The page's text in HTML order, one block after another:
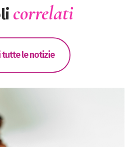
correlati
tutte le notizie